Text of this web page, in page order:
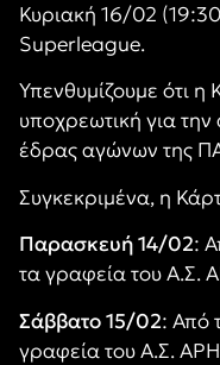
Κυριακή 16/02
Superleague.
Υπενθυμίζουμε ότι
υποχρεωτική για την
έδρας αγώνων της
Συγκεκριμένα, η
Παρασκευή 14/02:
τα γραφεία του Α.Σ.
Σάββατο 15/02: Από
γραφεία του Α.Σ.